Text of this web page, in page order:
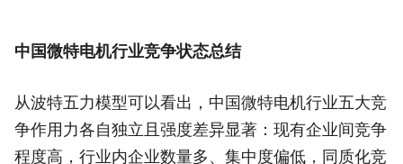
中国微特电机行业竞争状态总结
从波特五力模型可以看出，中国微特电机行业五大竞
争作用力各自独立且强度差异显著：现有企业间竞争
程度高，行业内企业数量多、集中度偏低，同质化竞